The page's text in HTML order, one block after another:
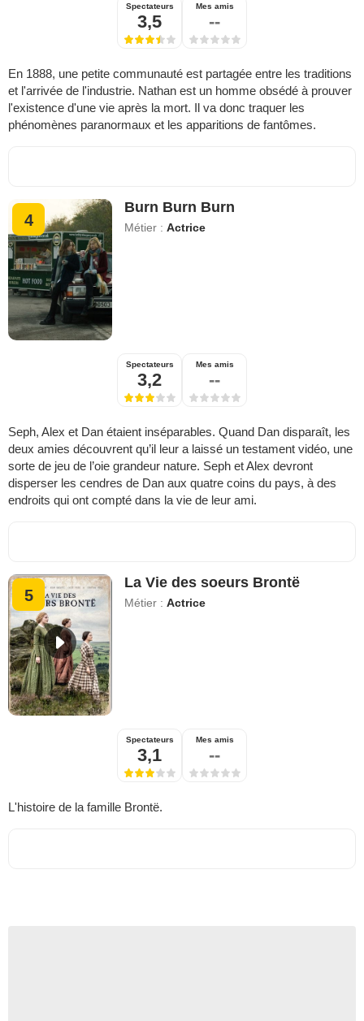
Spectateurs
3,5
Mes amis
--
En 1888, une petite communauté est partagée entre les traditions
et l'arrivée de l'industrie. Nathan est un homme obsédé à prouver
l'existence d'une vie après la mort. Il va donc traquer les
phénomènes paranormaux et les apparitions de fantômes.
4
Burn Burn Burn
Métier :Actrice
Spectateurs
3,2
Mes amis
--
Seph, Alex et Dan étaient inséparables. Quand Dan disparaît, les
deux amies découvrent qu’il leur a laissé un testament vidéo, une
sorte de jeu de l’oie grandeur nature. Seph et Alex devront
disperser les cendres de Dan aux quatre coins du pays, à des
endroits qui ont compté dans la vie de leur ami.
5
La Vie des soeurs Brontë
Métier :Actrice
Spectateurs
3,1
Mes amis
--
L'histoire de la famille Brontë.